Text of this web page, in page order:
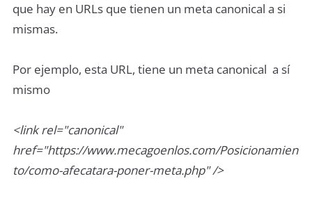
que hay en URLs que tienen un meta canonical a si
mismas.
Por ejemplo, esta URL, tiene un meta canonical a sí
mismo
<link rel="canonical"
href="https://www.mecagoenlos.com/Posicionamien
to/como-afecatara-poner-meta.php" />